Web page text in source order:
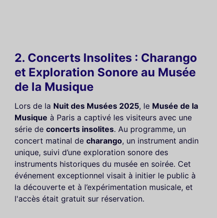
2. Concerts Insolites : Charango
et Exploration Sonore au Musée
de la Musique
Lors de la Nuit des Musées 2025, le Musée de la
Musique à Paris a captivé les visiteurs avec une
série de concerts insolites. Au programme, un
concert matinal de charango, un instrument andin
unique, suivi d’une exploration sonore des
instruments historiques du musée en soirée. Cet
événement exceptionnel visait à initier le public à
la découverte et à l’expérimentation musicale, et
l'accès était gratuit sur réservation.